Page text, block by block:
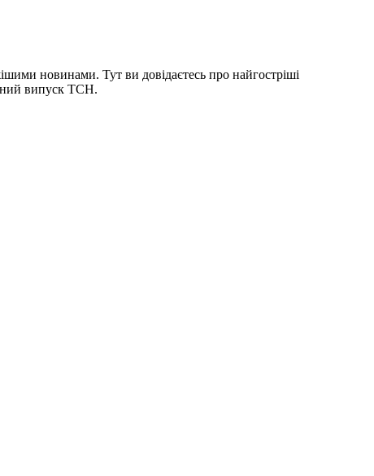
новинами. Тут ви довідаєтесь про найгостріші
випуск ТСН.